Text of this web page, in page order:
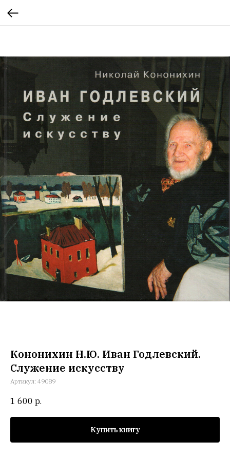
Кононихин Н.Ю. Иван Годлевский.
Служение искусству
Артикул: 49089
1 600 р.
Купить книгу